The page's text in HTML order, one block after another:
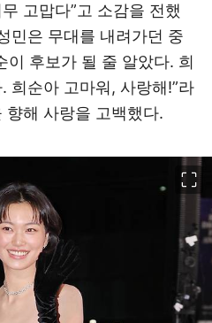
고맙다”고 소감을 전했
민은 무대를 내려가던 중
이 후보가 될 줄 알았다. 희
희순아 고마워, 사랑해!”라
향해 사랑을 고백했다.